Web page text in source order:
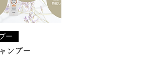
ー
ンプー